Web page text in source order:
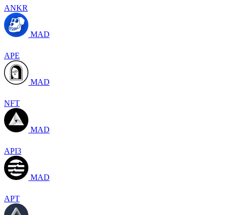
ANKR
MAD
APE
MAD
NFT
MAD
API3
MAD
APT